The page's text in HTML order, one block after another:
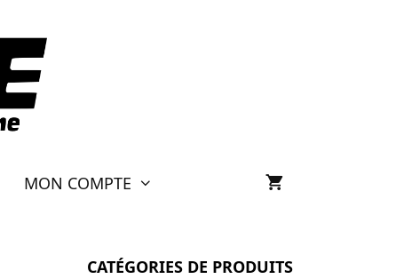
MON COMPTE
CATÉGORIES DE PRODUITS